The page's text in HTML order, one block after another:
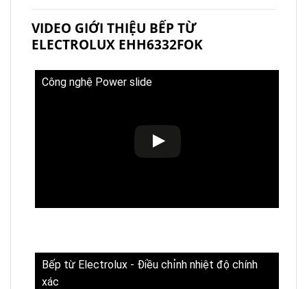
VIDEO GIỚI THIỆU BẾP TỪ
ELECTROLUX EHH6332FOK
Công nghệ Power slide
Bếp từ Electrolux - Điều chỉnh nhiệt độ chính
xác